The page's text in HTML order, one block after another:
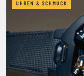
UHREN & SCHMUCK